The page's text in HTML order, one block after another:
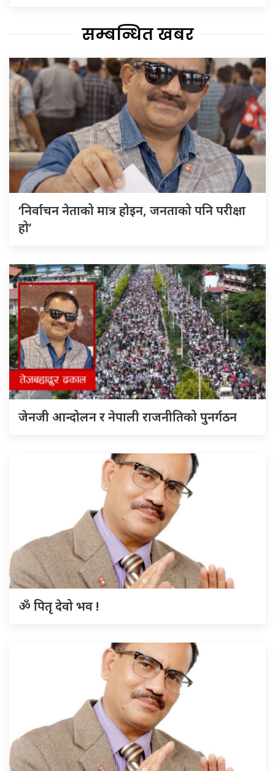
सम्बन्धित खबर
‘निर्वाचन नेताको मात्र होइन, जनताको पनि परीक्षा
हो’
जेनजी आन्दोलन र नेपाली राजनीतिको पुनर्गठन
ॐ पितृ देवो भव !